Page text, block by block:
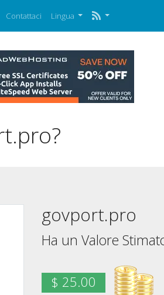
Contattaci Lingua
govport.pro
Ha un Valore
$ 25.00